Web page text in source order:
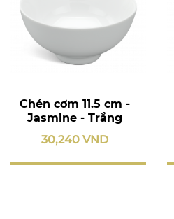
Chén cơm 11.5 cm -
Jasmine - Trắng
30,240 VND